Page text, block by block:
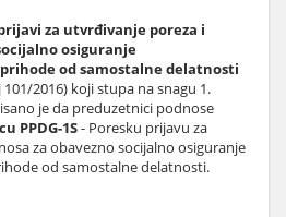
za utvrđivanje poreza i
osiguranje
od samostalne delatnosti
2016) koji stupa na snagu 1.
je da preduzetnici podnose
PPDG-1S- Poresku prijavu za
za obavezno socijalno osiguranje
od samostalne delatnosti.